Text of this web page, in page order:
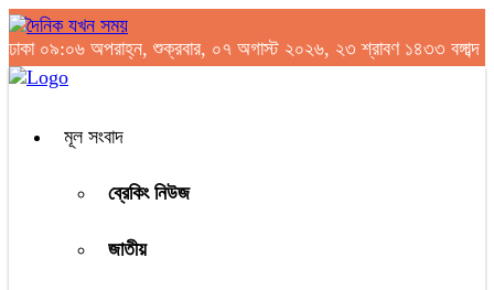
ঢাকা ০৯:০৬ অপরাহ্ন, শুক্রবার, ০৭ অগাস্ট ২০২৬, ২৩ শ্রাবণ ১৪৩৩ বঙ্গাব্দ
মূল সংবাদ
ব্রেকিং নিউজ
জাতীয়